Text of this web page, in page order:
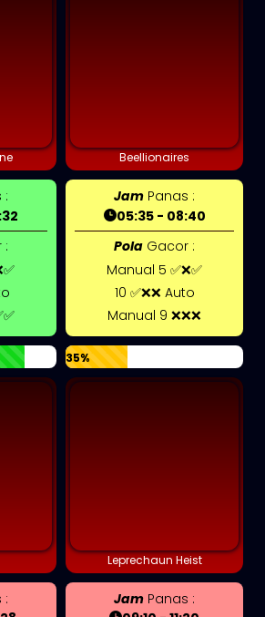
:
:
Beellionaires
Jam Panas :
05:35 - 08:40
Pola Gacor :
Manual 5 ✅❌✅
10 ✅❌❌ Auto
Manual 9 ❌❌❌
35%
:
Leprechaun Heist
Jam Panas :